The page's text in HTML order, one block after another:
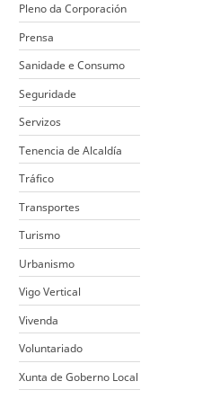
Pleno da Corporación
Prensa
Sanidade e Consumo
Seguridade
Servizos
Tenencia de Alcaldía
Tráfico
Transportes
Turismo
Urbanismo
Vigo Vertical
Vivenda
Voluntariado
Xunta de Goberno Local